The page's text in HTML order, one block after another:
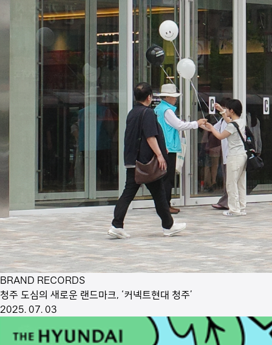
BRAND RECORDS
청주 도심의 새로운 랜드마크, ‘커넥트현대 청주’
2025. 07. 03